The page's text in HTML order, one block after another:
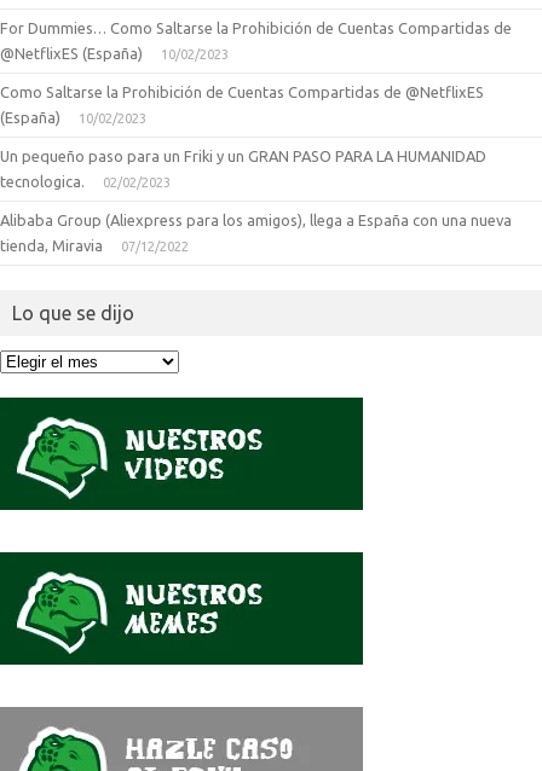
For Dummies… Como Saltarse la Prohibición de Cuentas Compartidas de
@NetflixES (España)
10/02/2023
Como Saltarse la Prohibición de Cuentas Compartidas de @NetflixES
(España)
10/02/2023
Un pequeño paso para un Friki y un GRAN PASO PARA LA HUMANIDAD
tecnologica.
02/02/2023
Alibaba Group (Aliexpress para los amigos), llega a España con una nueva
tienda, Miravia
07/12/2022
Lo que se dijo
Lo